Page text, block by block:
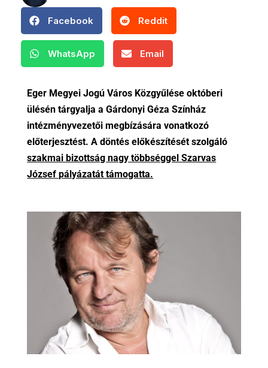
Facebook Reddit
WhatsApp Email
Eger Megyei Jogú Város Közgyűlése októberi
ülésén tárgyalja a Gárdonyi Géza Színház
intézményvezetői megbízására vonatkozó
előterjesztést. A döntés előkészítését szolgáló
szakmai bizottság nagy többséggel Szarvas
József pályázatát támogatta.